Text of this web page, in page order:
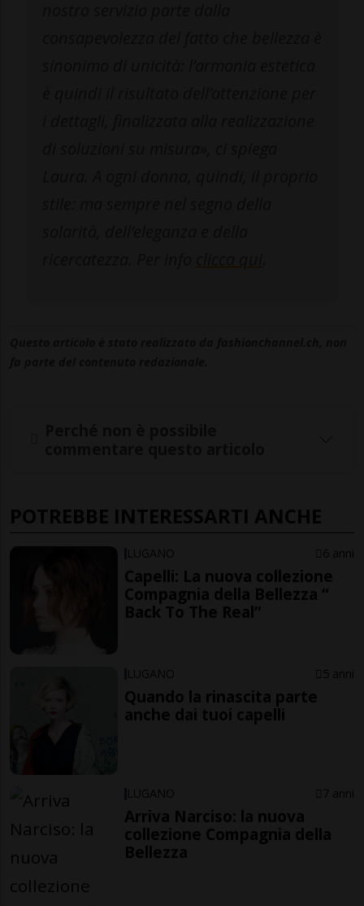
POTREBBE INTERESSARTI ANCHE
LUGANO 6 anni
Capelli: La nuova collezione
Compagnia della Bellezza “
Back To The Real”
LUGANO 5 anni
Quando la rinascita parte
anche dai tuoi capelli
LUGANO 7 anni
Arriva Narciso: la nuova
collezione Compagnia della
Bellezza